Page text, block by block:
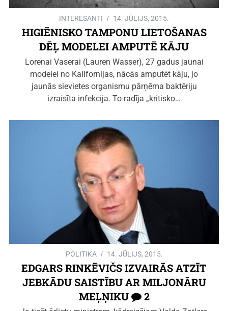
INTERESANTI 14. JŪLIJS, 2015.
HIGIĒNISKO TAMPONU LIETOŠANAS
DĒĻ MODELEI AMPUTĒ KĀJU
Lorenai Vaserai (Lauren Wasser), 27 gadus jaunai
modelei no Kalifornijas, nācās amputēt kāju, jo
jaunās sievietes organismu pārņēma baktēriju
izraisīta infekcija. To radīja „kritisko…
POLITIKA 14. JŪLIJS, 2015.
EDGARS RINKĒVIČS IZVAIRĀS ATZĪT
JEBKĀDU SAISTĪBU AR MILJONĀRU
MEĻŅIKU
2